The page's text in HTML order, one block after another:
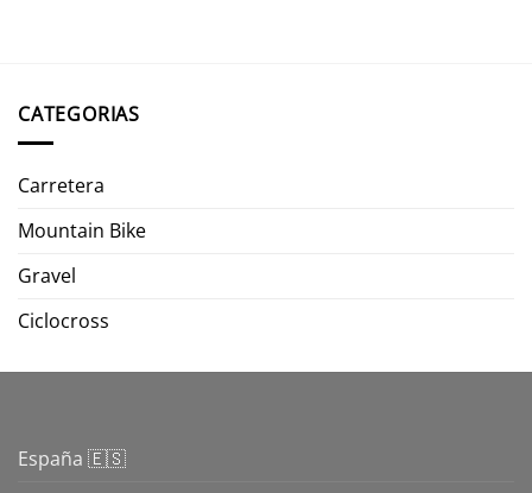
CATEGORIAS
Carretera
Mountain Bike
Gravel
Ciclocross
España 🇪🇸